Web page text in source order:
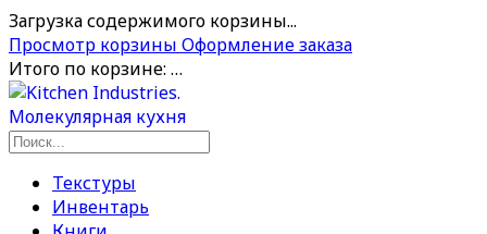
Загрузка содержимого корзины...
Просмотр корзины Оформление заказа
Итого по корзине: …
Текстуры
Инвентарь